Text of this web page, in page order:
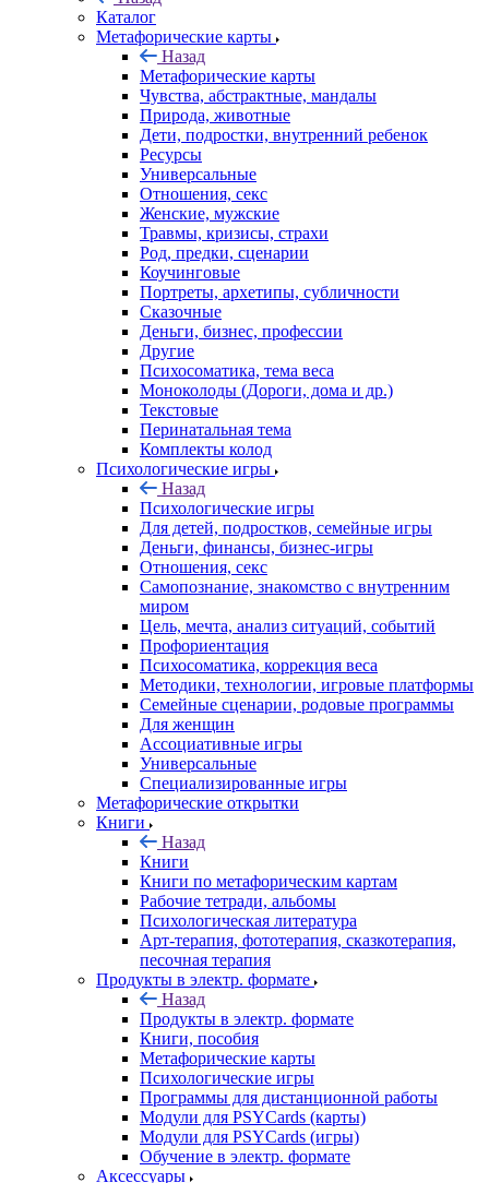
Каталог
Mетафорические карты
Назад
Mетафорические карты
Чувства, абстрактные, мандалы
Природа, животные
Дети, подростки, внутренний ребенок
Ресурсы
Универсальные
Отношения, секс
Женские, мужские
Травмы, кризисы, страхи
Род, предки, сценарии
Коучинговые
Портреты, архетипы, субличности
Сказочные
Деньги, бизнес, профессии
Другие
Психосоматика, тема веса
Моноколоды (Дороги, дома и др.)
Текстовые
Перинатальная тема
Комплекты колод
Психологические игры
Назад
Психологические игры
Для детей, подростков, семейные игры
Деньги, финансы, бизнес-игры
Отношения, секс
Самопознание, знакомство с внутренним
миром
Цель, мечта, анализ ситуаций, событий
Профориентация
Психосоматика, коррекция веса
Методики, технологии, игровые платформы
Семейные сценарии, родовые программы
Для женщин
Ассоциативные игры
Универсальные
Специализированные игры
Метафорические открытки
Книги
Назад
Книги
Книги по метафорическим картам
Рабочие тетради, альбомы
Психологическая литература
Арт-терапия, фототерапия, сказкотерапия,
песочная терапия
Продукты в электр. формате
Назад
Продукты в электр. формате
Книги, пособия
Метафорические карты
Психологические игры
Программы для дистанционной работы
Модули для PSYCards (карты)
Модули для PSYCards (игры)
Обучение в электр. формате
Аксессуары